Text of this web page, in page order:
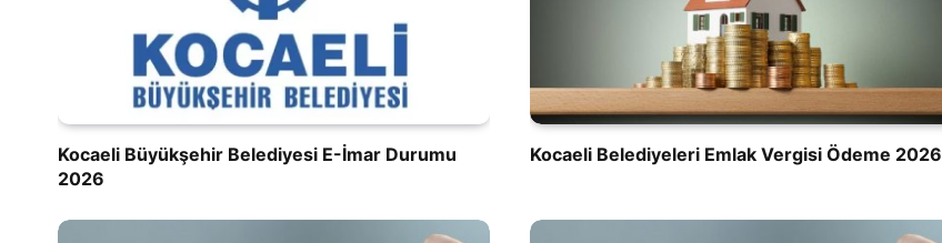
Kocaeli Büyükşehir Belediyesi E-İmar Durumu
2026
Kocaeli Belediyeleri Emlak Vergisi Ödeme 2026